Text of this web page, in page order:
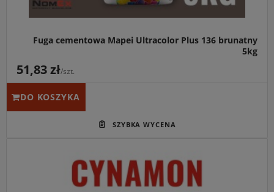
Fuga cementowa Mapei Ultracolor Plus 136 brunatny
5kg
51,83 zł/szt.
DO KOSZYKA